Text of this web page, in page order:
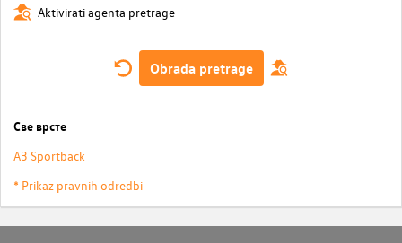
Aktivirati agenta pretrage
Obrada pretrage
Све врсте
A3 Sportback
* Prikaz pravnih odredbi